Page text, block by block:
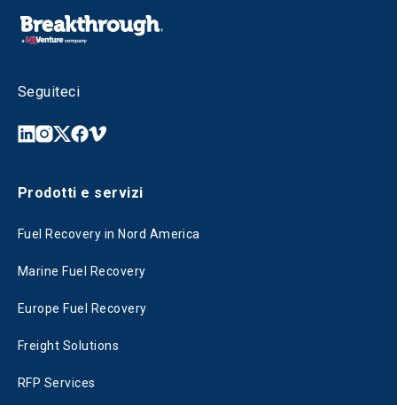
Seguiteci
Prodotti e servizi
Fuel Recovery in Nord America
Marine Fuel Recovery
Europe Fuel Recovery
Freight Solutions
RFP Services